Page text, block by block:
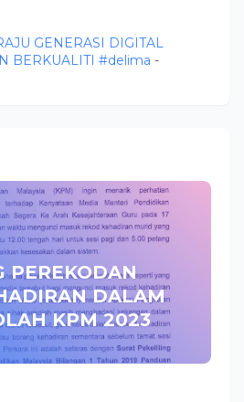
GENERASI DIGITAL
BERKUALITI #delima -
PEREKODAN
DALAM
KPM 2023